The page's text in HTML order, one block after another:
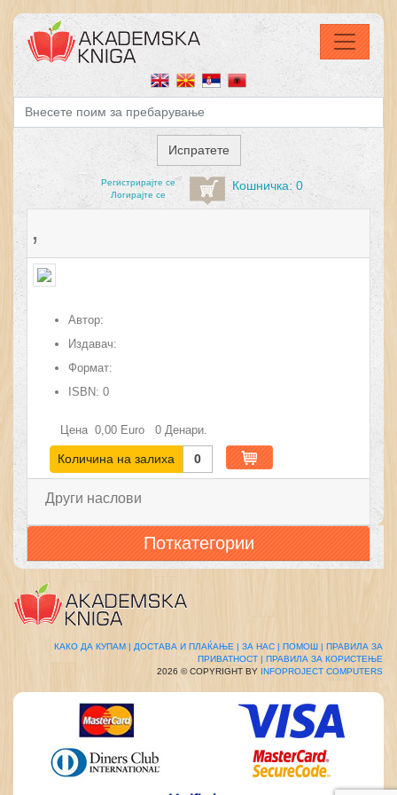
Регистрирајтe се
Логирајте се
Кошничка: 0
,
Автор:
Издавач:
Формат:
ISBN: 0
Цена 0,00 Euro0 Денари.
Количина на залиха 0
Други наслови
Поткатегории
КАКО ДА КУПАМ | ДОСТАВА И ПЛАЌАЊЕ | ЗА НАС | ПОМОШ |
ПРАВИЛА ЗА
ПРИВАТНОСТ |
ПРАВИЛА ЗА КОРИСТЕЊЕ
2026 © COPYRIGHT BY
INFOPROJECT COMPUTERS